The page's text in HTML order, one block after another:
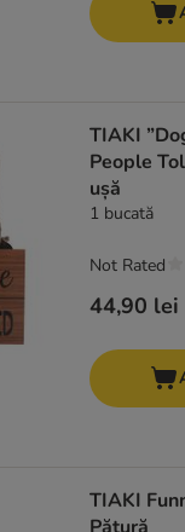
TIAKI
People
ușă
1 bucată
44,90 lei
Not Rated
TIAKI